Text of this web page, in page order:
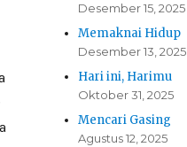
Desember 15, 2025
Memaknai Hidup
Desember 13, 2025
Hari ini, Harimu
Oktober 31, 2025
Mencari Gasing
Agustus 12, 2025